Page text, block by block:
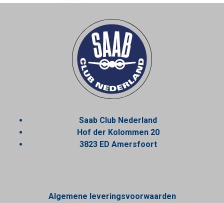
Saab Club Nederland
Hof der Kolommen 20
3823 ED Amersfoort
Algemene leveringsvoorwaarden